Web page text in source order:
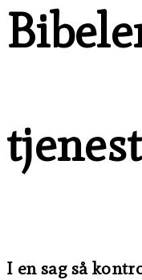
I en sag så